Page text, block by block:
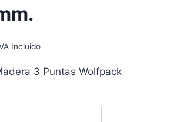
Incluido
3 Puntas Wolfpack